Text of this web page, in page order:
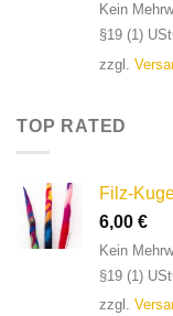
Kein
§19 (1)
zzgl.
TOP RATED
Filz-
6,00 €
Kein
§19 (1)
zzgl.